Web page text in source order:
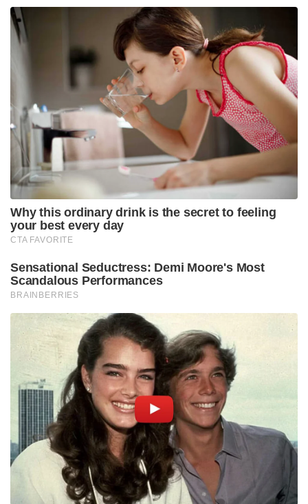
ഇന്ത്യയിലേക്ക് ; ഇന്തോ-പസഫിക്കിൽ പ്രതിരോധ
സഹകരണം ശക്തമാക്കാൻ തീരുമാനം
തീവ്രവാദ പ്രചാരണത്തിനെതിരെ ശക്തമായ
നടപടികളുമായി ഫഡ്നാവിസ് ; തീവ്രനിലപാടുള്ള 114
പ്രസിദ്ധീകരണങ്ങൾ നിരോധിച്ച് മഹാരാഷ്ട്ര സർക്കാർ
Tags: k.surendran cpm swapna